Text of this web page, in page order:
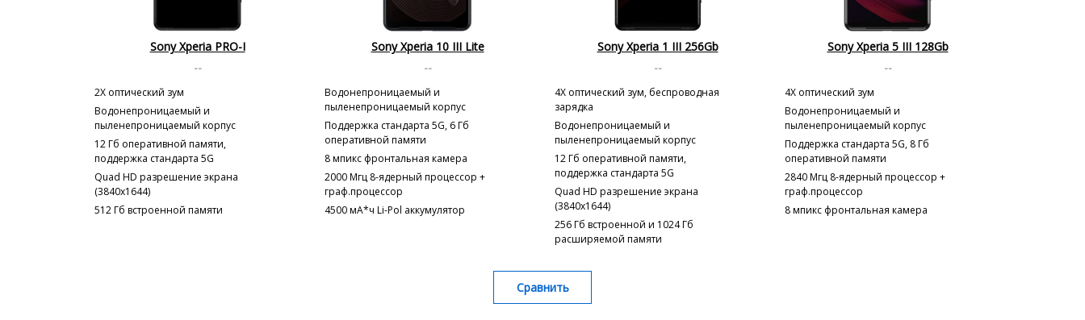
Sony Xperia PRO-I
--
2X оптический зум
Водонепроницаемый и
пыленепроницаемый корпус
12 Гб оперативной памяти,
поддержка стандарта 5G
Quad HD разрешение экрана
(3840x1644)
512 Гб встроенной памяти
Sony Xperia 10 III Lite
--
Водонепроницаемый и
пыленепроницаемый корпус
Поддержка стандарта 5G, 6 Гб
оперативной памяти
8 мпикс фронтальная камера
2000 Мгц 8-ядерный процессор +
граф.процессор
4500 мА*ч Li-Pol аккумулятор
Sony Xperia 1 III 256Gb
--
4X оптический зум, беспроводная
зарядка
Водонепроницаемый и
пыленепроницаемый корпус
12 Гб оперативной памяти,
поддержка стандарта 5G
Quad HD разрешение экрана
(3840x1644)
256 Гб встроенной и 1024 Гб
расширяемой памяти
Sony Xperia 5 III 128Gb
--
4X оптический зум
Водонепроницаемый и
пыленепроницаемый корпус
Поддержка стандарта 5G, 8 Гб
оперативной памяти
2840 Мгц 8-ядерный процессор +
граф.процессор
8 мпикс фронтальная камера
Сравнить